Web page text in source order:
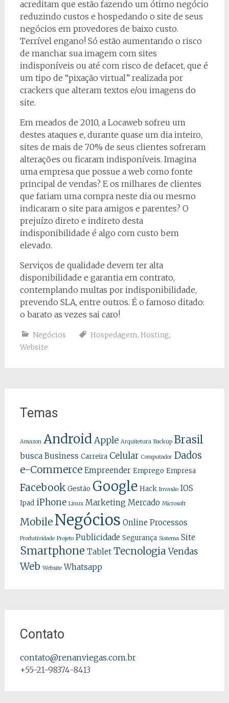
acreditam que estão fazendo um ótimo negócio
reduzindo custos e hospedando o site de seus
negócios em provedores de baixo custo.
Terrível engano! Só estão aumentando o risco
de manchar sua imagem com sites
indisponíveis ou até com risco de defacet, que é
um tipo de “pixação virtual” realizada por
crackers que alteram textos e/ou imagens do
site.
Em meados de 2010, a Locaweb sofreu um
destes ataques e, durante quase um dia inteiro,
sites de mais de 70% de seus clientes sofreram
alterações ou ficaram indisponíveis. Imagina
uma empresa que possue a web como fonte
principal de vendas? E os milhares de clientes
que fariam uma compra neste dia ou mesmo
indicaram o site para amigos e parentes? O
prejuízo direto e indireto desta
indisponibilidade é algo com custo bem
elevado.
Serviços de qualidade devem ter alta
disponibilidade e garantia em contrato,
contemplando multas por indisponibilidade,
prevendo SLA, entre outros. É o famoso ditado:
o barato as vezes sai caro!
Negócios Hospedagem, Hosting,
Website
Temas
Amazon AndroidApple Arquitetura Backup Brasil
busca Business Carreira Celular Computador Dados
e-Commerce Empreender Emprego Empresa
Facebook Gestão Google Hack Invasão IOS
Ipad iPhone Linux Marketing Mercado Microsoft
Mobile Negócios Online Processos
Produtividade Projeto Publicidade Segurança Sistema Site
Smartphone Tablet Tecnologia Vendas
Web Website Whatsapp
Contato
contato@renanviegas.com.br
+55-21-98374-8413